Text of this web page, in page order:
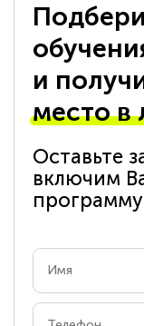
и
место в
Оставьте
включим
программу